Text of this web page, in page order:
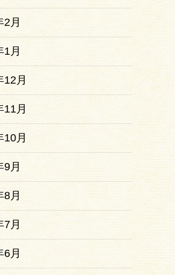
月
月
12月
11月
10月
月
月
月
月